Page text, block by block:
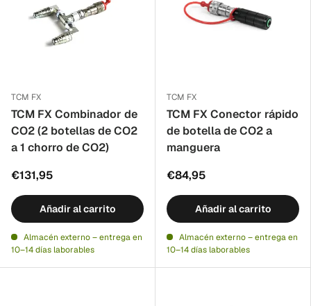
TCM FX
TCM FX Combinador de
CO2 (2 botellas de CO2
a 1 chorro de CO2)
€131,95
Añadir al carrito
Almacén externo – entrega en
10–14 días laborables
TCM FX
TCM FX Conector rápido
de botella de CO2 a
manguera
€84,95
Añadir al carrito
Almacén externo – entrega en
10–14 días laborables